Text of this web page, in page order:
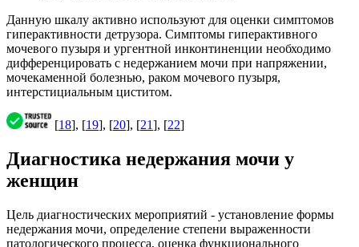
Данную шкалу активно используют для оценки симптомов
гиперактивности детрузора. Симптомы гиперактивного
мочевого пузыря и ургентной инконтиненции необходимо
дифференцировать с недержанием мочи при напряжении,
мочекаменной болезнью, раком мочевого пузыря,
интерстициальным циститом.
[18], [19], [20], [21], [22]
Диагностика недержания мочи у
женщин
Цель диагностических мероприятий - установление формы
недержания мочи, определение степени выраженности
патологического процесса, оценка функционального